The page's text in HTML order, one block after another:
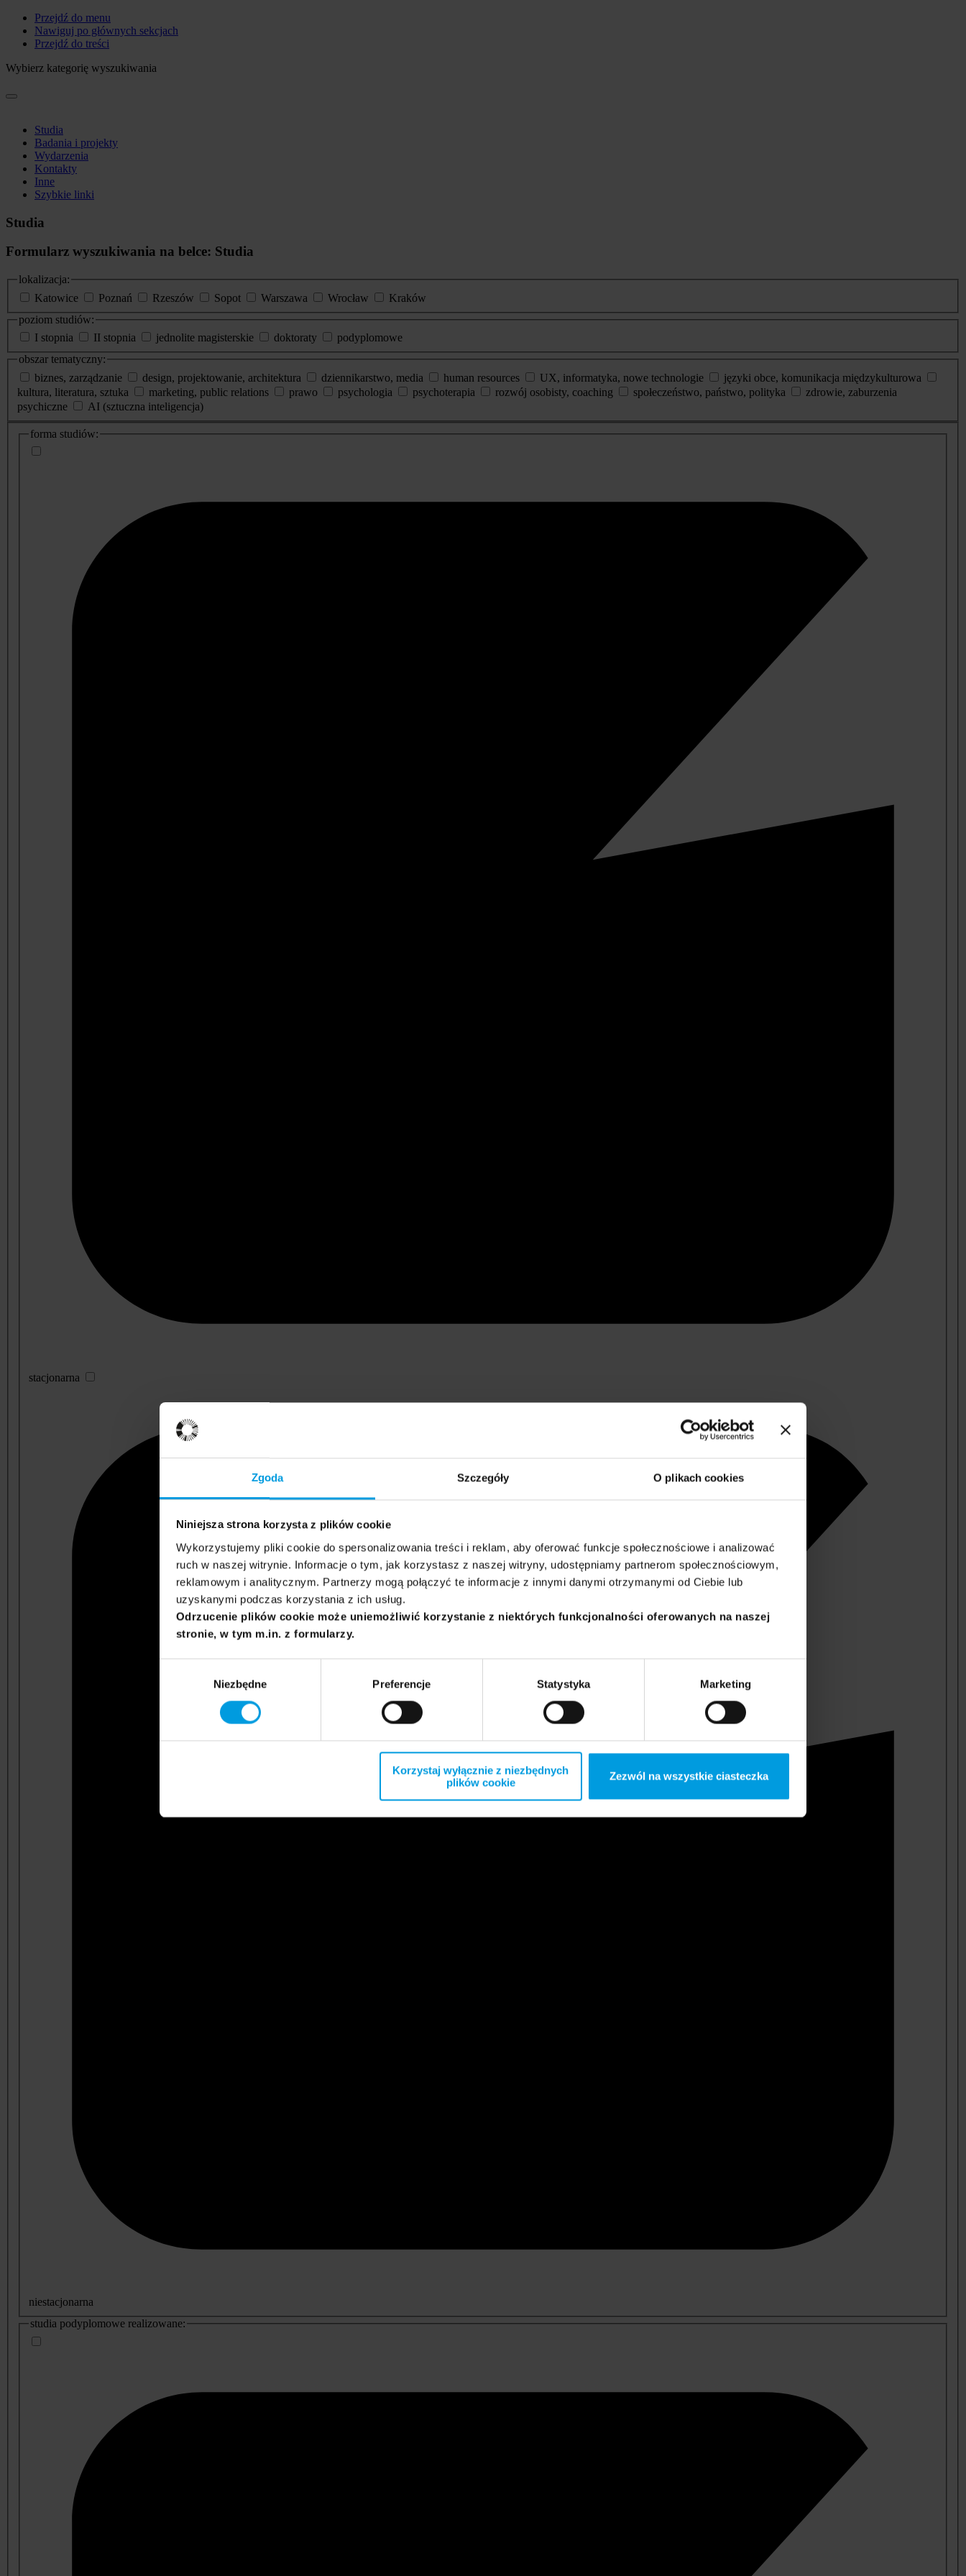
Zgoda Szczegóły O plikach cookies
Niniejsza strona korzysta z plików cookie
Wykorzystujemy pliki cookie do spersonalizowania treści i reklam, aby oferować funkcje społecznościowe i analizować
ruch w naszej witrynie. Informacje o tym, jak korzystasz z naszej witryny, udostępniamy partnerom społecznościowym,
reklamowym i analitycznym. Partnerzy mogą połączyć te informacje z innymi danymi otrzymanymi od Ciebie lub
uzyskanymi podczas korzystania z ich usług.
Odrzucenie plików cookie może uniemożliwić korzystanie z niektórych funkcjonalności oferowanych na naszej
stronie, w tym m.in. z formularzy.
Niezbędne Preferencje Statystyka Marketing
Korzystaj wyłącznie z niezbędnych
plików cookie
Zezwól na wszystkie ciasteczka
Przejdź do menu
Nawiguj po głównych sekcjach
Przejdź do treści
Wybierz kategorię wyszukiwania
Studia
Badania i projekty
Wydarzenia
Kontakty
Inne
Szybkie linki
Studia
Formularz wyszukiwania na belce: Studia
lokalizacja:
Katowice
Poznań Rzeszów Sopot Warszawa Wrocław
Kraków
poziom studiów:
I stopnia
II stopnia jednolite magisterskie doktoraty
podyplomowe
obszar tematyczny:
biznes, zarządzanie
design, projektowanie, architektura dziennikarstwo, media human resources UX, informatyka, nowe technologie
języki obce, komunikacja międzykulturowa
kultura, literatura, sztuka
marketing, public relations prawo psychologia psychoterapia rozwój osobisty, coaching społeczeństwo, państwo, polityka
zdrowie, zaburzenia
psychiczne
AI (sztuczna inteligencja)
dodatkowe
informacje
forma studiów:
stacjonarna
niestacjonarna
studia podyplomowe realizowane: